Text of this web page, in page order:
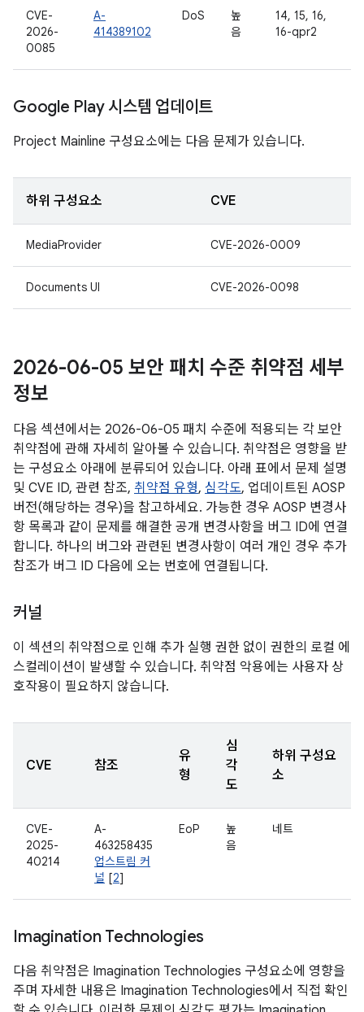
CVE-
2026-
0085
A-
414389102
DoS
높
음
14, 15, 16,
16-qpr2
Google Play 시스템 업데이트
Project Mainline 구성요소에는 다음 문제가 있습니다.
하위 구성요소 CVE
MediaProvider CVE-2026-0009
Documents UI CVE-2026-0098
2026-06-05 보안 패치 수준 취약점 세부
정보
다음 섹션에서는 2026-06-05 패치 수준에 적용되는 각 보안
취약점에 관해 자세히 알아볼 수 있습니다. 취약점은 영향을 받
는 구성요소 아래에 분류되어 있습니다. 아래 표에서 문제 설명
및 CVE ID, 관련 참조, 취약점 유형, 심각도, 업데이트된 AOSP
버전(해당하는 경우)을 참고하세요. 가능한 경우 AOSP 변경사
항 목록과 같이 문제를 해결한 공개 변경사항을 버그 ID에 연결
합니다. 하나의 버그와 관련된 변경사항이 여러 개인 경우 추가
참조가 버그 ID 다음에 오는 번호에 연결됩니다.
커널
이 섹션의 취약점으로 인해 추가 실행 권한 없이 권한의 로컬 에
스컬레이션이 발생할 수 있습니다. 취약점 악용에는 사용자 상
호작용이 필요하지 않습니다.
CVE 참조
유
형
심
각
도
하위 구성요
소
CVE-
2025-
40214
A-
463258435
업스트림 커
널 [2]
EoP
높
음
네트
Imagination Technologies
다음 취약점은 Imagination Technologies 구성요소에 영향을
주며 자세한 내용은 Imagination Technologies에서 직접 확인